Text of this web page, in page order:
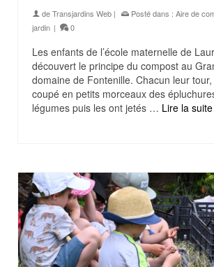
deTransjardins Web | Posté dans : Aire de
jardin | 0
Les enfants de l’école maternelle de
découvert le principe du compost au
domaine de Fontenille. Chacun leur
coupé en petits morceaux des
légumes puis les ont jetés … Lire la suite